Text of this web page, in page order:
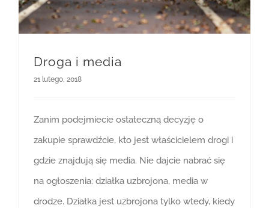
Droga i media
21 lutego, 2018
Zanim podejmiecie ostateczną decyzję o
zakupie sprawdźcie, kto jest właścicielem drogi i
gdzie znajdują się media. Nie dajcie nabrać się
na ogłoszenia: działka uzbrojona, media w
drodze. Działka jest uzbrojona tylko wtedy, kiedy